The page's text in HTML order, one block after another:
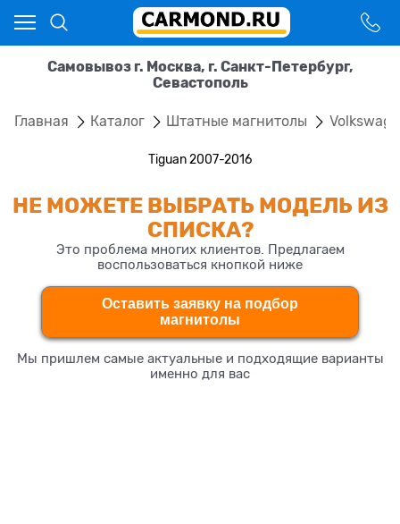
Самовывоз г. Москва, г. Санкт-Петербург,
Севастополь
Главная Каталог Штатные магнитолы
Tiguan 2007-2016
НЕ МОЖЕТЕ ВЫБРАТЬ МОДЕЛЬ ИЗ
СПИСКА?
Это проблема многих клиентов. Предлагаем
воспользоваться кнопкой ниже
Оставить заявку на подбор
магнитолы
Мы пришлем самые актуальные и подходящие варианты
именно для вас